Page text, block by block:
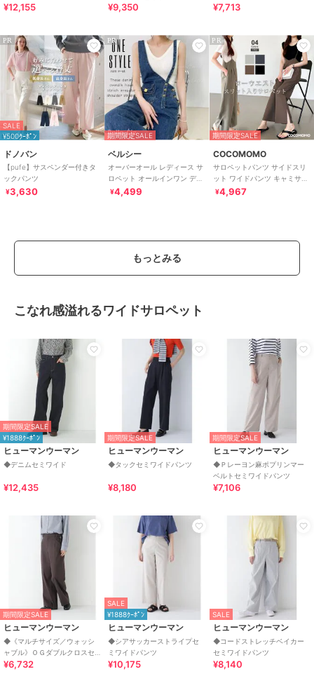
¥12,155 ¥9,350 ¥7,713
PR
SALE
¥500ｸｰﾎﾟﾝ
ドノバン
【pufe】サスペンダー付きタ
ックパンツ
¥3,630
PR
期間限定SALE
ベルシー
オーバーオール レディース サ
ロペット オールインワン デニ
ムサロペット アシメショルダ
¥4,499
PR
期間限定SALE
COCOMOMO
サロペットパンツ サイドスリ
ット ワイドパンツ キャミサロ
ペット サロペット パンツ きれ
¥4,967
もっとみる
こなれ感溢れるワイドサロペット
期間限定SALE
¥1888ｸｰﾎﾟﾝ
ヒューマンウーマン
◆デニムセミワイド
¥12,435
期間限定SALE
ヒューマンウーマン
◆タックセミワイドパンツ
¥8,180
期間限定SALE
ヒューマンウーマン
◆Ｐレーヨン麻ポプリンマー
ベルトセミワイドパンツ
¥7,106
期間限定SALE
ヒューマンウーマン
◆《マルチサイズ／ウォッシ
ャブル》ＯＧダブルクロスセ
ミワイドパンツ
¥6,732
SALE
¥1888ｸｰﾎﾟﾝ
ヒューマンウーマン
◆シアサッカーストライプセ
ミワイドパンツ
¥10,175
SALE
ヒューマンウーマン
◆コードストレッチベイカー
セミワイドパンツ
¥8,140